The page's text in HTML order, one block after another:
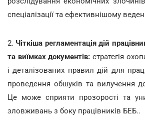
спеціалізації та ефективнішому
2. Чіткіша регламентація дій
та виїмках документів: стратегія
і деталізованих правил дій для
проведення обшуків та вилучення
Це може сприяти прозорості та
зловживань з боку працівників БЕБ..